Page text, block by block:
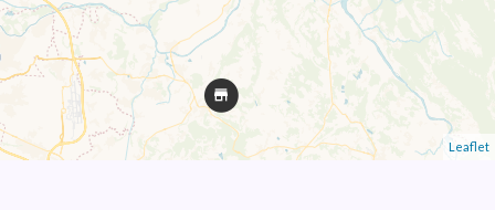
Leaflet